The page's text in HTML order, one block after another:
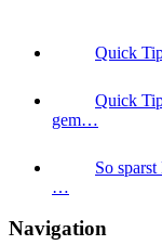
Quick
Quick
gem…
So
…
Navigation